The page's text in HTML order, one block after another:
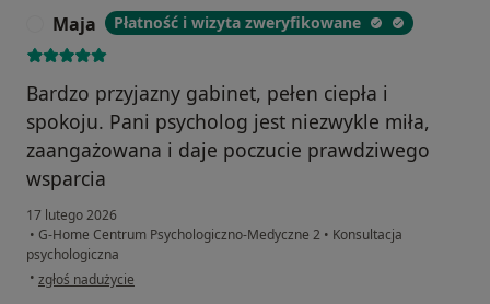
Maja Płatność i wizyta zweryfikowane
Bardzo przyjazny gabinet, pełen ciepła i
spokoju. Pani psycholog jest niezwykle miła,
zaangażowana i daje poczucie prawdziwego
wsparcia
17 lutego 2026
• G-Home Centrum Psychologiczno-Medyczne 2 • Konsultacja
psychologiczna
• w opinii użytkownika Maja
zgłoś nadużycie